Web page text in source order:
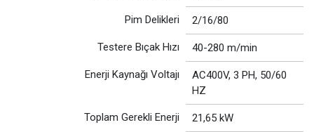
Pim Delikleri 2/16/80
Testere Bıçak Hızı 40-280 m/min
Enerji Kaynağı Voltajı
AC400V, 3 PH, 50/60
HZ
Toplam Gerekli Enerji 21,65 kW